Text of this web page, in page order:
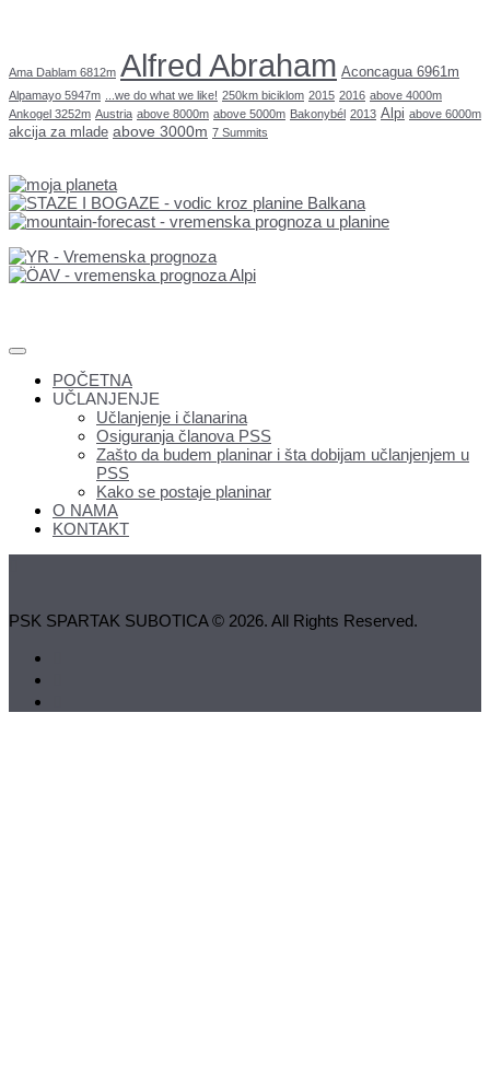
Ama Dablam 6812m Alfred Abraham Aconcagua 6961m
Alpamayo 5947m ...we do what we like! 250km biciklom 2015 2016 above 4000m
Ankogel 3252m Austria above 8000m above 5000m Bakonybél 2013 Alpi above 6000m
akcija za mlade above 3000m 7 Summits
POČETNA
UČLANJENJE
Učlanjenje i članarina
Osiguranja članova PSS
Zašto da budem planinar i šta dobijam učlanjenjem u
PSS
Kako se postaje planinar
O NAMA
KONTAKT
PSK SPARTAK SUBOTICA © 2026. All Rights Reserved.